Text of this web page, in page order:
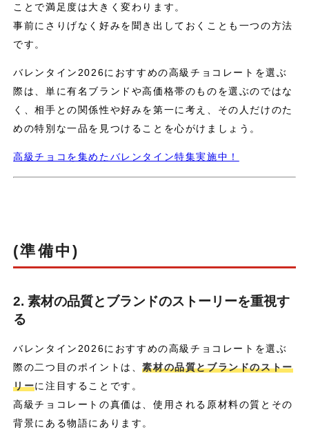
ことで満足度は大きく変わります。
事前にさりげなく好みを聞き出しておくことも一つの方法
です。
バレンタイン2026におすすめの高級チョコレートを選ぶ
際は、単に有名ブランドや高価格帯のものを選ぶのではな
く、相手との関係性や好みを第一に考え、その人だけのた
めの特別な一品を見つけることを心がけましょう。
高級チョコを集めたバレンタイン特集実施中！
(準備中)
2. 素材の品質とブランドのストーリーを重視す
る
バレンタイン2026におすすめの高級チョコレートを選ぶ
際の二つ目のポイントは、素材の品質とブランドのストー
リーに注目することです。
高級チョコレートの真価は、使用される原材料の質とその
背景にある物語にあります。